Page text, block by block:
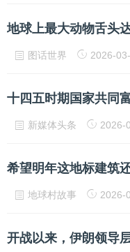
地球上最大动物舌头
图话世界 2026-
十四五时期国家共同
新媒体头条 2026-
地球村故事 2026-
开战以来，伊朗领导